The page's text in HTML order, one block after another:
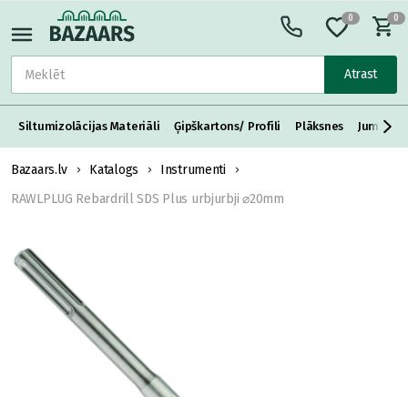
Atrast
0 0
Siltumizolācijas Materiāli Ģipškartons/ Profili Plāksnes Jumta
Bazaars.lv Katalogs
Instrumenti
RAWLPLUG Rebardrill SDS Plus urbjurbji ⌀20mm